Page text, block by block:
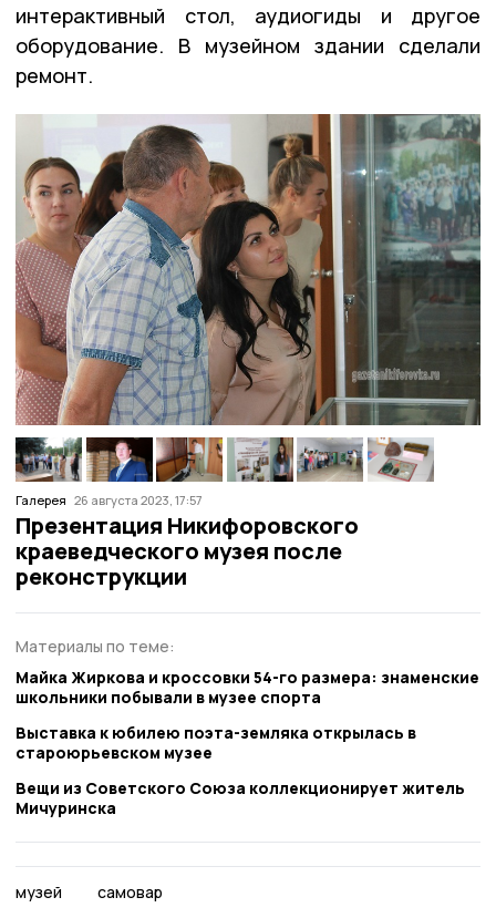
интерактивный стол, аудиогиды и другое
оборудование. В музейном здании сделали
ремонт.
Галерея 26 августа 2023, 17:57
Презентация Никифоровского
краеведческого музея после
реконструкции
Материалы по теме:
Майка Жиркова и кроссовки 54-го размера: знаменские
школьники побывали в музее спорта
Выставка к юбилею поэта-земляка открылась в
староюрьевском музее
Вещи из Советского Союза коллекционирует житель
Мичуринска
музей самовар